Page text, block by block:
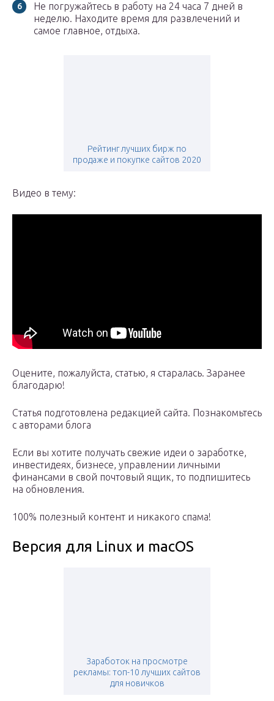
Не погружайтесь в работу на 24 часа 7 дней в
неделю. Находите время для развлечений и
самое главное, отдыха.
Рейтинг лучших бирж по
продаже и покупке сайтов 2020
Видео в тему:
Оцените, пожалуйста, статью, я старалась. Заранее
благодарю!
Статья подготовлена редакцией сайта. Познакомьтесь
с авторами блога
Если вы хотите получать свежие идеи о заработке,
инвестидеях, бизнесе, управлении личными
финансами в свой почтовый ящик, то подпишитесь
на обновления.
100% полезный контент и никакого спама!
Версия для Linux и macOS
Заработок на просмотре
рекламы: топ-10 лучших сайтов
для новичков